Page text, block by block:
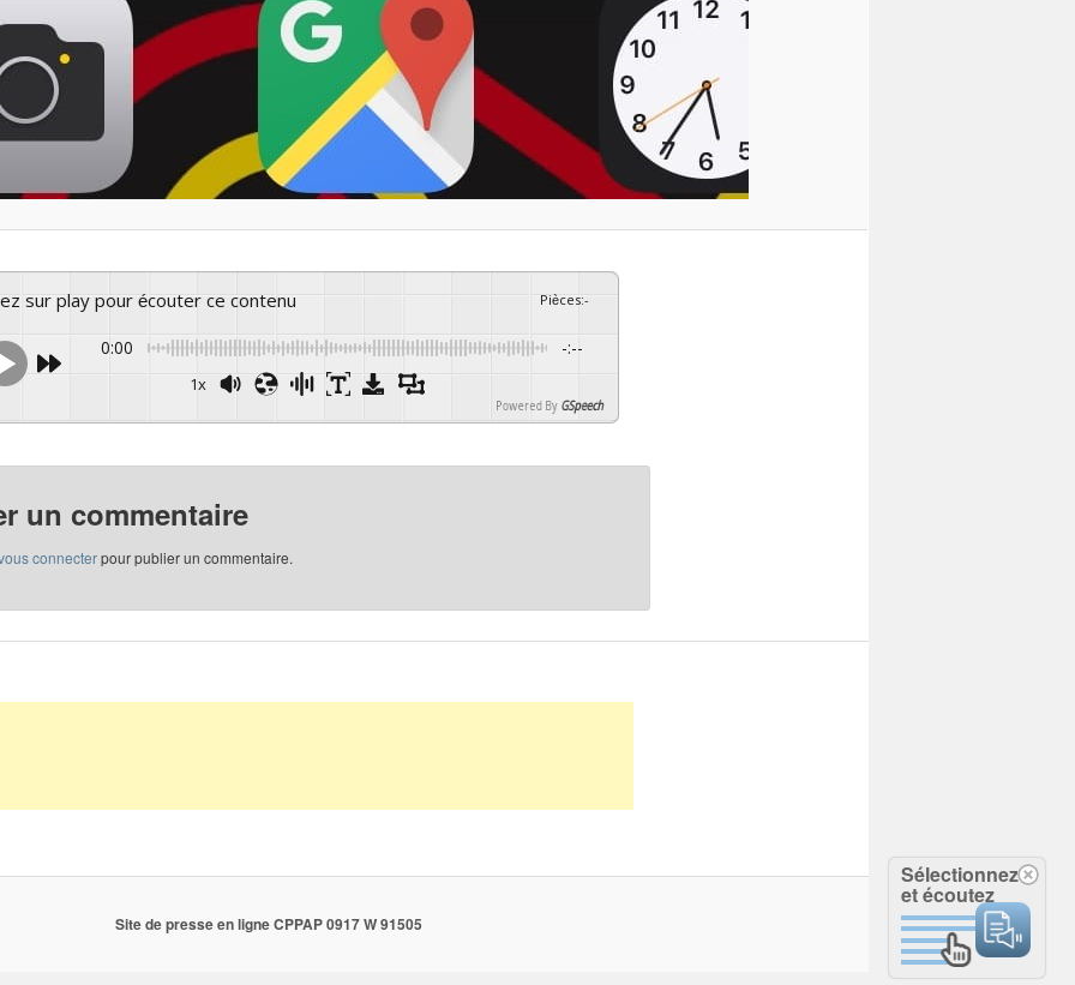
sur play pour écouter ce contenu Pièces:-
0:00 -:--
1x
Powered By GSpeech
un commentaire
connecterpour publier un commentaire.
Site de presse en ligne CPPAP 0917 W 91505
Sélectionnez
et écoutez